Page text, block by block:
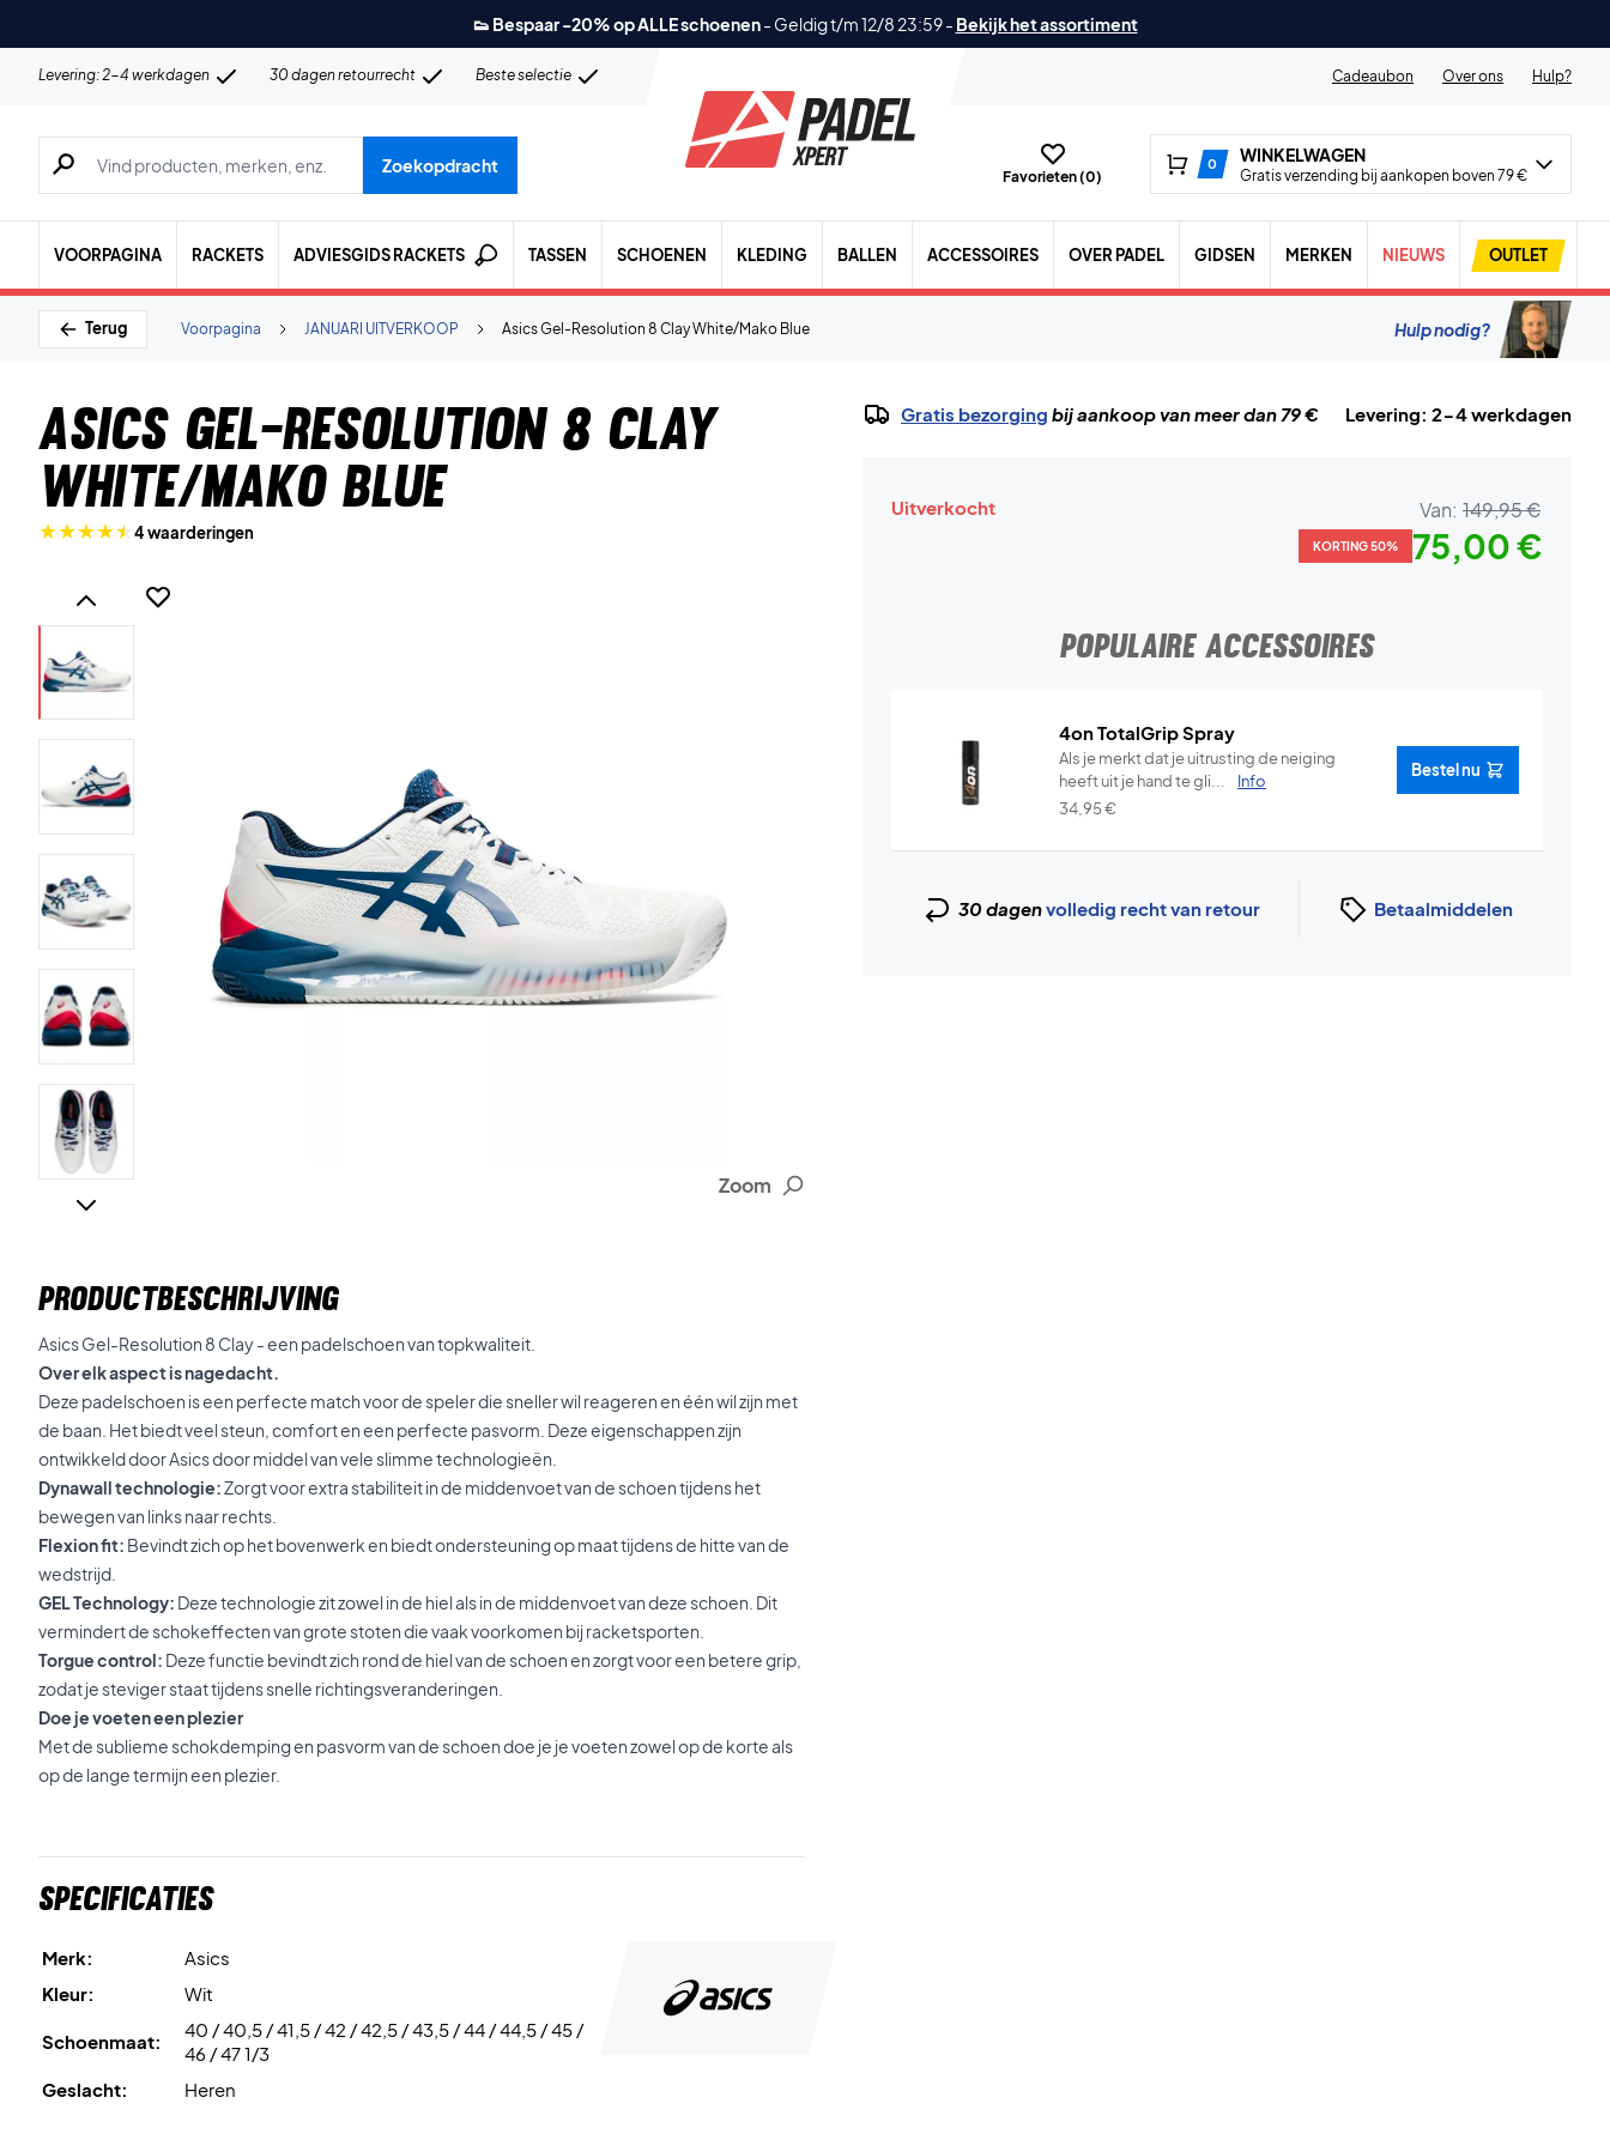
👟 Bespaar -20% op ALLE schoenen- Geldig t/m 12/8 23:59- Bekijk het assortiment
Levering: 2-4 werkdagen 30 dagen retourrecht Beste selectie Cadeaubon Over ons Hulp?
Zoeken naar producten, merken etc.
Zoekopdracht
Favorieten (0)
0 WINKELWAGEN
Gratis verzending bij aankopen boven 79 €
VOORPAGINA RACKETS ADVIESGIDS RACKETS TASSEN SCHOENEN KLEDING BALLEN ACCESSOIRES OVER PADEL GIDSEN MERKEN NIEUWS OUTLET
Terug Asics Gel-Resolution 8 Clay White/Mako Blue
JANUARI UITVERKOOP
Voorpagina Hulp nodig?
Asics Gel-Resolution 8 Clay
White/Mako Blue
4 waarderingen
Zoom
PRODUCTBESCHRIJVING
Asics Gel-Resolution 8 Clay - een padelschoen van topkwaliteit.
Over elk aspect is nagedacht.
Deze padelschoen is een perfecte match voor de speler die sneller wil reageren en één wil zijn met
de baan. Het biedt veel steun, comfort en een perfecte pasvorm. Deze eigenschappen zijn
ontwikkeld door Asics door middel van vele slimme technologieën.
Dynawall technologie:Zorgt voor extra stabiliteit in de middenvoet van de schoen tijdens het
bewegen van links naar rechts.
Flexion fit: Bevindt zich op het bovenwerk en biedt ondersteuning op maat tijdens de hitte van de
wedstrijd.
GEL Technology: Deze technologie zit zowel in de hiel als in de middenvoet van deze schoen. Dit
vermindert de schokeffecten van grote stoten die vaak voorkomen bij racketsporten.
Torgue control: Deze functie bevindt zich rond de hiel van de schoen en zorgt voor een betere grip,
zodat je steviger staat tijdens snelle richtingsveranderingen.
Doe je voeten een plezier
Met de sublieme schokdemping en pasvorm van de schoen doe je je voeten zowel op de korte als
op de lange termijn een plezier.
Specificaties
Merk:
Asics
Kleur:
Wit
Schoenmaat:
40 / 40,5 / 41,5 / 42 / 42,5 / 43,5 / 44 / 44,5 / 45 /
46 / 47 1/3
Geslacht:
Heren
Gratis bezorging bij aankoop van meer dan 79 € Levering: 2-4 werkdagen
Uitverkocht Van: 149,95 €
KORTING 50% 75,00 €
POPULAIRE ACCESSOIRES
4on TotalGrip Spray
Als je merkt dat je uitrusting de neiging
heeft uit je hand te gli...
Info
34,95€
Bestel nu
30 dagenvolledig recht van retour Betaalmiddelen